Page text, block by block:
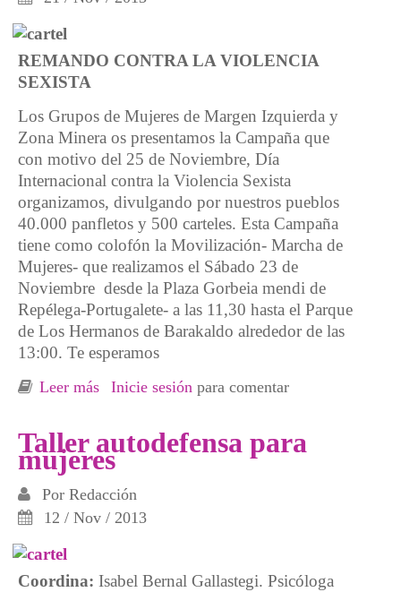
REMANDO CONTRA LA VIOLENCIA
SEXISTA
Los Grupos de Mujeres de Margen Izquierda y
Zona Minera os presentamos la Campaña que
con motivo del 25 de Noviembre, Día
Internacional contra la Violencia Sexista
organizamos, divulgando por nuestros pueblos
40.000 panfletos y 500 carteles. Esta Campaña
tiene como colofón la Movilización- Marcha de
Mujeres- que realizamos el Sábado 23 de
Noviembre desde la Plaza Gorbeia mendi de
Repélega-Portugalete- a las 11,30 hasta el Parque
de Los Hermanos de Barakaldo alrededor de las
13:00. Te esperamos
Leer más sobre CAMPAÑA 25N Contra la Violencia
Izquierda y Zona MInera
Inicie sesión para comentar
Taller autodefensa para
mujeres
Por Redacción
12 / Nov / 2013
Coordina: Isabel Bernal Gallastegi. Psicóloga